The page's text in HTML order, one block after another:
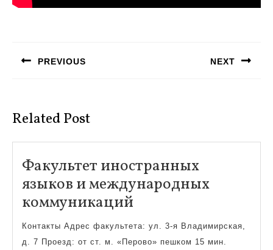
записям
PREVIOUS NEXT
Related Post
Факультет иностранных
языков и международных
коммуникаций
иностранных
языков
Контакты Адрес факультета: ул. 3-я Владимирская,
д. 7 Проезд: от ст. м. «Перово» пешком 15 мин.